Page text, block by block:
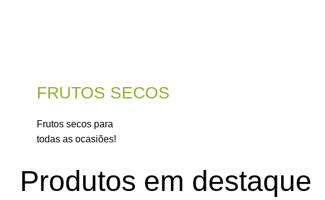
FRUTOS SECOS
Frutos secos para
todas as ocasiões!
Produtos em destaque